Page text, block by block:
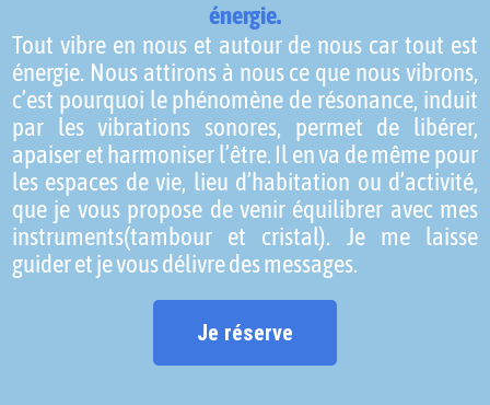
énergie.
Tout vibre en nous et autour de nous car tout est
énergie. Nous attirons à nous ce que nous vibrons,
c’est pourquoi le phénomène de résonance, induit
par les vibrations sonores, permet de libérer,
apaiser et harmoniser l’être. Il en va de même pour
les espaces de vie, lieu d’habitation ou d’activité,
que je vous propose de venir équilibrer avec mes
instruments(tambour et cristal). Je me laisse
guider et je vous délivre des messages.
Je réserve